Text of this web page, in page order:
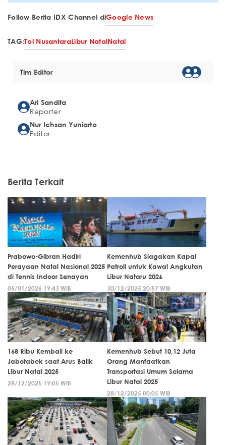
Follow Berita IDX Channel diGoogle News
TAG:Tol NusantaraLibur NatalNatal
Tim Editor
Ari Sandita
Reporter
Nur Ichsan Yuniarto
Editor
Berita Terkait
Prabowo-Gibran Hadiri
Perayaan Natal Nasional 2025
di Tennis Indoor Senayan
05/01/2026 19:43 WIB
Kemenhub Siagakan Kapal
Patroli untuk Kawal Angkutan
Libur Nataru 2026
30/12/2025 20:57 WIB
168 Ribu Kembali ke
Jabotabek saat Arus Balik
Libur Natal 2025
28/12/2025 19:05 WIB
Kemenhub Sebut 10,12 Juta
Orang Manfaatkan
Transportasi Umum Selama
Libur Natal 2025
28/12/2025 00:05 WIB